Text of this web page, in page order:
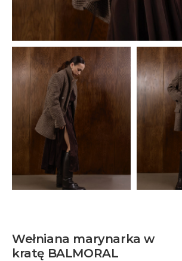
Wełniana marynarka w
kratę BALMORAL